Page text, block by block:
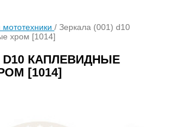
/ Зеркала (001) d10
хром [1014]
D10 КАПЛЕВИДНЫЕ
[1014]